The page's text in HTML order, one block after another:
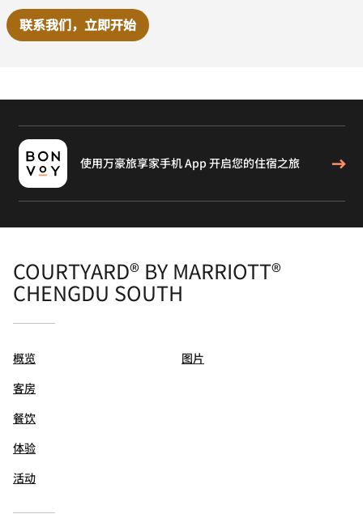
联系我们，立即开始
使用万豪旅享家手机 App 开启您的住宿之旅
COURTYARD® BY MARRIOTT®
CHENGDU SOUTH
概览
客房
餐饮
体验
活动
图片